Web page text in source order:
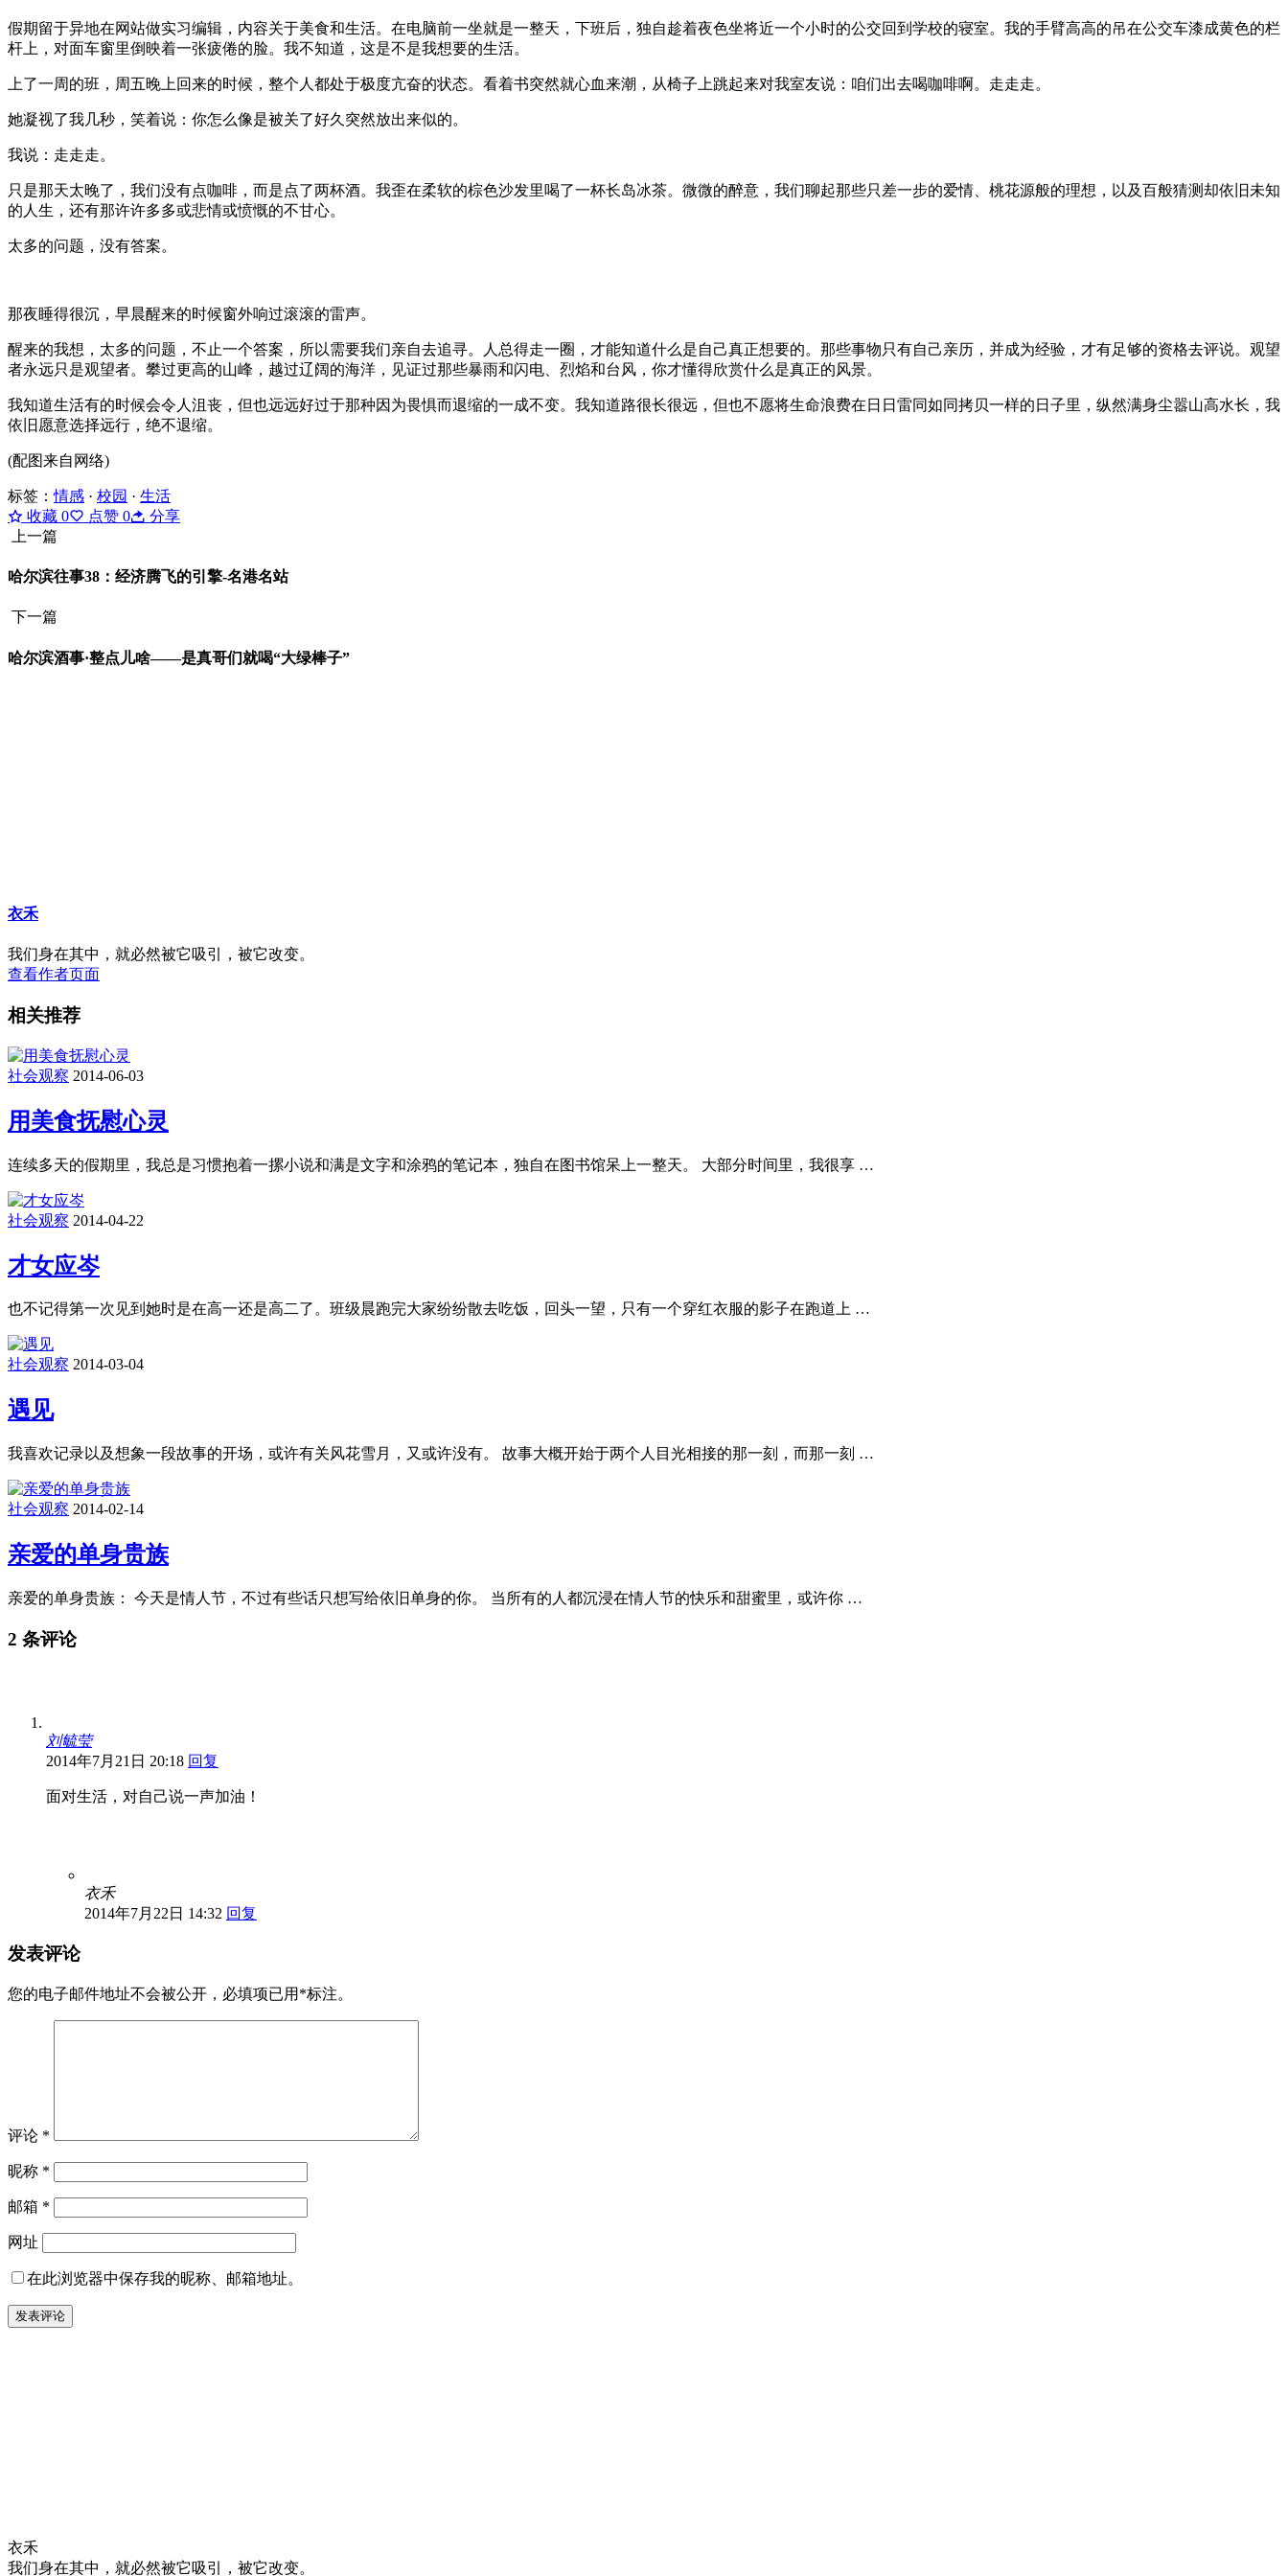
假期留于异地在网站做实习编辑，内容关于美食和生活。在电脑前一坐就是一整天，下班后，独自趁着夜色坐将近一个小时的公交回到学校的寝室。我的手臂高高的吊在公交车漆成黄色的栏
杆上，对面车窗里倒映着一张疲倦的脸。我不知道，这是不是我想要的生活。
上了一周的班，周五晚上回来的时候，整个人都处于极度亢奋的状态。看着书突然就心血来潮，从椅子上跳起来对我室友说：咱们出去喝咖啡啊。走走走。
她凝视了我几秒，笑着说：你怎么像是被关了好久突然放出来似的。
我说：走走走。
只是那天太晚了，我们没有点咖啡，而是点了两杯酒。我歪在柔软的棕色沙发里喝了一杯长岛冰茶。微微的醉意，我们聊起那些只差一步的爱情、桃花源般的理想，以及百般猜测却依旧未知
的人生，还有那许许多多或悲情或愤慨的不甘心。
太多的问题，没有答案。
那夜睡得很沉，早晨醒来的时候窗外响过滚滚的雷声。
醒来的我想，太多的问题，不止一个答案，所以需要我们亲自去追寻。人总得走一圈，才能知道什么是自己真正想要的。那些事物只有自己亲历，并成为经验，才有足够的资格去评说。观望
者永远只是观望者。攀过更高的山峰，越过辽阔的海洋，见证过那些暴雨和闪电、烈焰和台风，你才懂得欣赏什么是真正的风景。
我知道生活有的时候会令人沮丧，但也远远好过于那种因为畏惧而退缩的一成不变。我知道路很长很远，但也不愿将生命浪费在日日雷同如同拷贝一样的日子里，纵然满身尘嚣山高水长，我
依旧愿意选择远行，绝不退缩。
(配图来自网络)
标签：情感 · 校园 · 生活
收藏 0 点赞 0
分享
上一篇
哈尔滨往事38：经济腾飞的引擎-名港名站
下一篇
哈尔滨酒事·整点儿啥——是真哥们就喝“大绿棒子”
衣禾
我们身在其中，就必然被它吸引，被它改变。
查看作者页面
相关推荐
社会观察 2014-06-03
用美食抚慰心灵
连续多天的假期里，我总是习惯抱着一摞小说和满是文字和涂鸦的笔记本，独自在图书馆呆上一整天。 大部分时间里，我很享 …
社会观察 2014-04-22
才女应岑
也不记得第一次见到她时是在高一还是高二了。班级晨跑完大家纷纷散去吃饭，回头一望，只有一个穿红衣服的影子在跑道上 …
社会观察 2014-03-04
遇见
我喜欢记录以及想象一段故事的开场，或许有关风花雪月，又或许没有。 故事大概开始于两个人目光相接的那一刻，而那一刻 …
社会观察 2014-02-14
亲爱的单身贵族
亲爱的单身贵族： 今天是情人节，不过有些话只想写给依旧单身的你。 当所有的人都沉浸在情人节的快乐和甜蜜里，或许你 …
2 条评论
刘毓莹
2014年7月21日 20:18 回复
面对生活，对自己说一声加油！
衣禾
2014年7月22日 14:32 回复
发表评论
您的电子邮件地址不会被公开， 必填项已用 *标注。
评论 *
昵称 *
邮箱 *
网址
在此浏览器中保存我的昵称、邮箱地址。
衣禾
我们身在其中，就必然被它吸引，被它改变。